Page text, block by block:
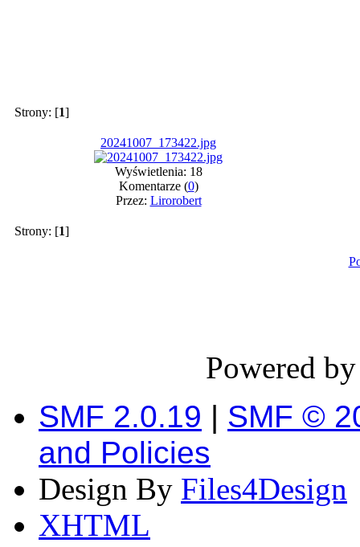
Strony: [1]
20241007_173422.jpg
Wyświetlenia: 18
Komentarze (0)
Przez: Lirorobert
Strony: [1]
Powered
SMF 2.0.19 | SMF ©
and Policies
Design By Files4Design
XHTML